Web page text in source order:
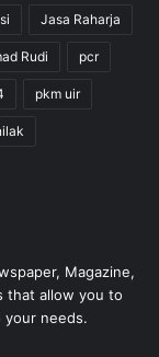
Jasa Raharja
Rudi pcr
pkm uir
Magazine,
that allow you to
needs.